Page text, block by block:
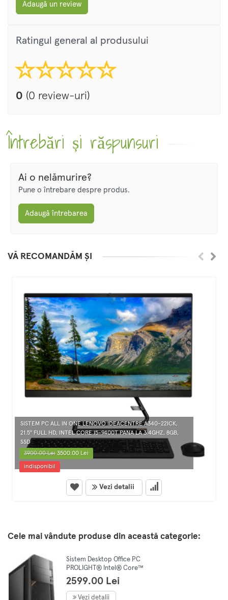
Adaugă un review
Ratingul general al produsului
0 (0 review-uri)
Întrebări și răspunsuri
Ai o nelămurire?
Pune o întrebare despre produs.
Adaugă întrebarea
VĂ RECOMANDĂM ȘI
SISTEM PC ALL IN ONE LENOVO IDEACENTRE A340-22ICK,
21.5" FULL HD, INTEL CORE I5-9400T PANA LA 3.4GHZ, 8GB,
SSD
3900.00 Lei3500.00 Lei
indisponibil
Vezi detalii
Cele mai vândute produse din această categorie:
Sistem Desktop Office PC
PROLIGHT® Intel® Core™
i5-12400 4.4 GHz, 16GB DDR4,
SSD 512GB, Windows 11 Pro
2599.00 Lei
Vezi detalii